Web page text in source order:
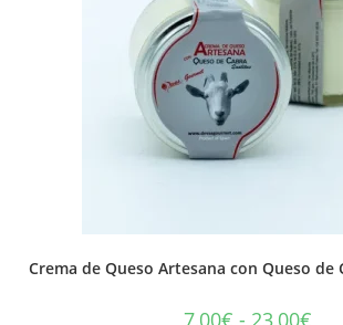
Crema de Queso Artesana con Queso de
7,00€ - 23,00€